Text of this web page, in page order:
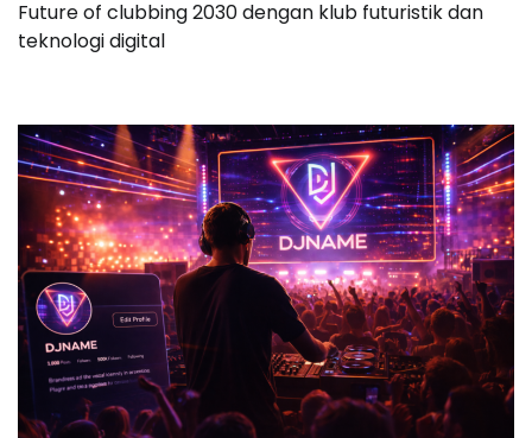
Future of clubbing 2030 dengan klub futuristik dan
teknologi digital